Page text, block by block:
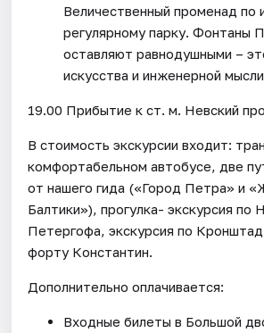
Величественный променад по
регулярному парку. Фонтаны
оставляют равнодушными –
искусства и инженерной
19.00 Прибытие к ст. м. Невский
В стоимость экскурсии входит:
комфортабельном автобусе, две
от нашего гида («Город Петра» и
Балтики»), прогулка- экскурсия по
Петергофа, экскурсия по
форту Константин.
Дополнительно оплачивается:
Входные билеты в Большой